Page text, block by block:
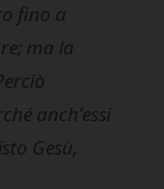
fino a
ma la
anch’essi
Gesù,